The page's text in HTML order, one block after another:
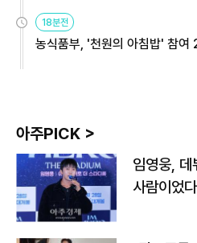
18분전
농식품부, '천원의 아침밥' 참여
아주PICK >
임영웅,
사람이었